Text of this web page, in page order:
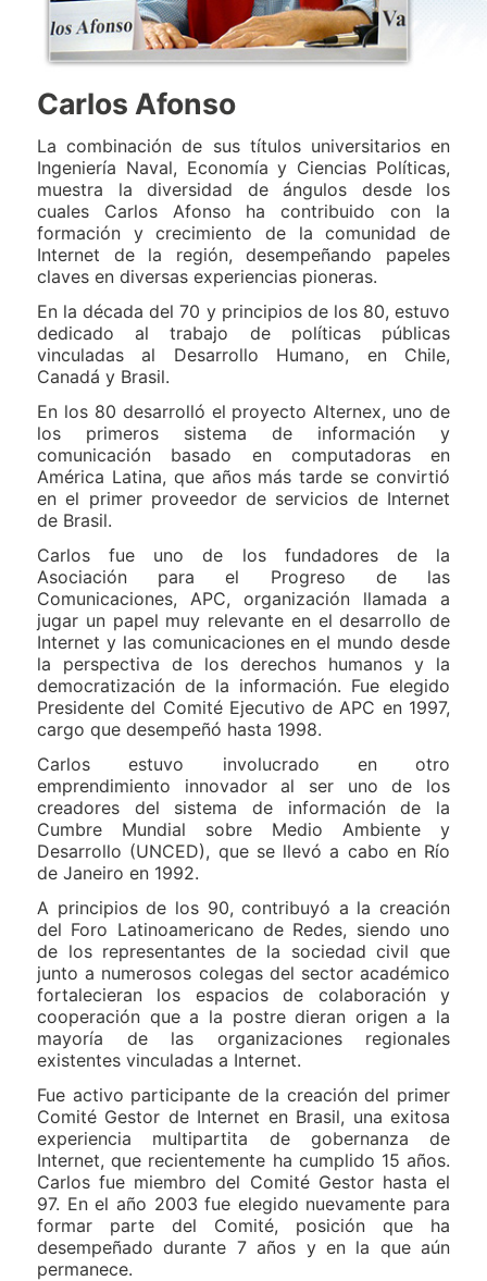
Carlos Afonso
La combinación de sus títulos universitarios en
Ingeniería Naval, Economía y Ciencias Políticas,
muestra la diversidad de ángulos desde los
cuales Carlos Afonso ha contribuido con la
formación y crecimiento de la comunidad de
Internet de la región, desempeñando papeles
claves en diversas experiencias pioneras.
En la década del 70 y principios de los 80, estuvo
dedicado al trabajo de políticas públicas
vinculadas al Desarrollo Humano, en Chile,
Canadá y Brasil.
En los 80 desarrolló el proyecto Alternex, uno de
los primeros sistema de información y
comunicación basado en computadoras en
América Latina, que años más tarde se convirtió
en el primer proveedor de servicios de Internet
de Brasil.
Carlos fue uno de los fundadores de la
Asociación para el Progreso de las
Comunicaciones, APC, organización llamada a
jugar un papel muy relevante en el desarrollo de
Internet y las comunicaciones en el mundo desde
la perspectiva de los derechos humanos y la
democratización de la información. Fue elegido
Presidente del Comité Ejecutivo de APC en 1997,
cargo que desempeñó hasta 1998.
Carlos estuvo involucrado en otro
emprendimiento innovador al ser uno de los
creadores del sistema de información de la
Cumbre Mundial sobre Medio Ambiente y
Desarrollo (UNCED), que se llevó a cabo en Río
de Janeiro en 1992.
A principios de los 90, contribuyó a la creación
del Foro Latinoamericano de Redes, siendo uno
de los representantes de la sociedad civil que
junto a numerosos colegas del sector académico
fortalecieran los espacios de colaboración y
cooperación que a la postre dieran origen a la
mayoría de las organizaciones regionales
existentes vinculadas a Internet.
Fue activo participante de la creación del primer
Comité Gestor de Internet en Brasil, una exitosa
experiencia multipartita de gobernanza de
Internet, que recientemente ha cumplido 15 años.
Carlos fue miembro del Comité Gestor hasta el
97. En el año 2003 fue elegido nuevamente para
formar parte del Comité, posición que ha
desempeñado durante 7 años y en la que aún
permanece.